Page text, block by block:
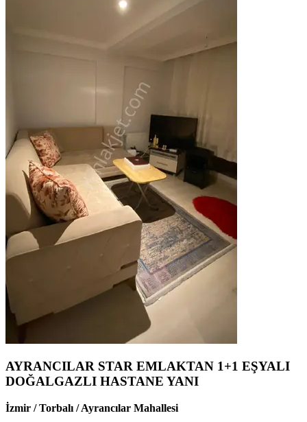
AYRANCILAR STAR EMLAKTAN 1+1 EŞYALI
DOĞALGAZLI HASTANE YANI
İzmir / Torbalı / Ayrancılar Mahallesi